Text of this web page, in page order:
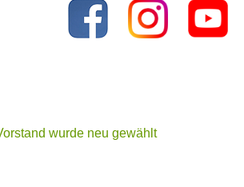
wurde neu gewählt